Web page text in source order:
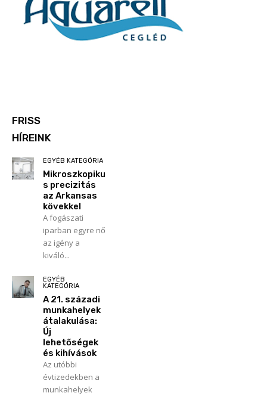
FRISS
HÍREINK
EGYÉB KATEGÓRIA
Mikroszkopiku
s precizitás
az Arkansas
kövekkel
A fogászati
iparban egyre nő
az igény a
kiváló...
EGYÉB
KATEGÓRIA
A 21. századi
munkahelyek
átalakulása:
Új
lehetőségek
és kihívások
Az utóbbi
évtizedekben a
munkahelyek